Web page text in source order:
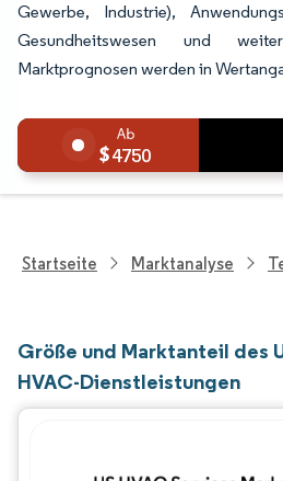
Gewerbe, Industrie),
Gesundheitswesen und
Marktprognosen werden in
4750
Startseite Marktanalyse
Größe und Marktanteil des
HVAC-Dienstleistungen